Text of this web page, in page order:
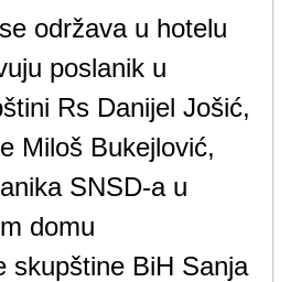
održava u hotelu
poslanik u
Rs Danijel Јošić,
Miloš Bukejlović,
SNSD-a u
domu
skupštine BiH Sanja